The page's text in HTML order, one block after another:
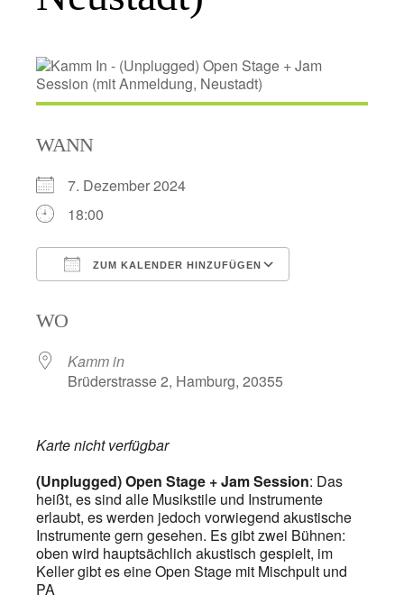
WANN
7. Dezember 2024
18:00
ZUM KALENDER HINZUFÜGEN
WO
Kamm in
Brüderstrasse 2, Hamburg, 20355
Karte nicht verfügbar
(Unplugged) Open Stage + Jam Session: Das
heißt, es sind alle Musikstile und Instrumente
erlaubt, es werden jedoch vorwiegend akustische
Instrumente gern gesehen. Es gibt zwei Bühnen:
oben wird hauptsächlich akustisch gespielt, im
Keller gibt es eine Open Stage mit Mischpult und
PA